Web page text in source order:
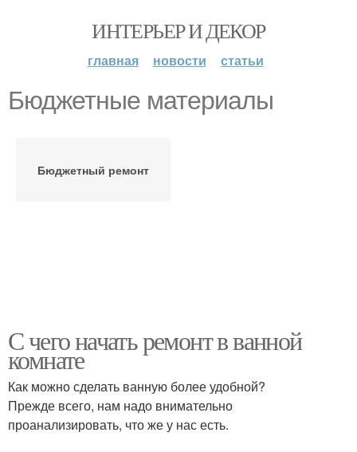
ИНТЕРЬЕР И ДЕКОР
главная новости статьи
Бюджетные материалы
Бюджетный ремонт
С чего начать ремонт в ванной
комнате
Как можно сделать ванную более удобной?
Прежде всего, нам надо внимательно
проанализировать, что же у нас есть.